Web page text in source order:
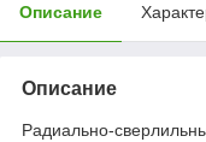
Описание
Описание
Радиально-